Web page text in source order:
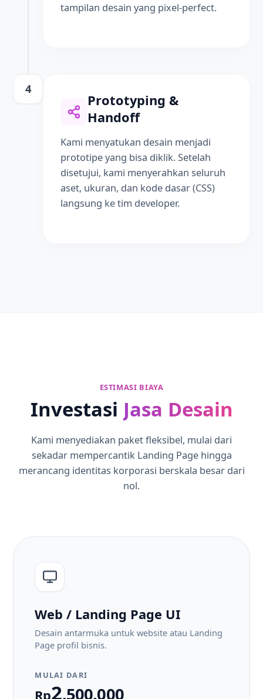
tampilan desain yang pixel-perfect.
4
Prototyping &
Handoff
Kami menyatukan desain menjadi
prototipe yang bisa diklik. Setelah
disetujui, kami menyerahkan seluruh
aset, ukuran, dan kode dasar (CSS)
langsung ke tim developer.
ESTIMASI BIAYA
Investasi Jasa Desain
Kami menyediakan paket fleksibel, mulai dari
sekadar mempercantik Landing Page hingga
merancang identitas korporasi berskala besar dari
nol.
Web / Landing Page UI
Desain antarmuka untuk website atau Landing
Page profil bisnis.
MULAI DARI
Rp2.500.000